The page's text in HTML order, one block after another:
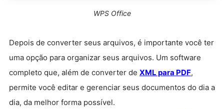
WPS Office
Depois de converter seus arquivos, é importante você ter
uma opção para organizar seus arquivos. Um software
completo que, além de converter de XML para PDF,
permite você editar e gerenciar seus documentos do dia a
dia, da melhor forma possível.